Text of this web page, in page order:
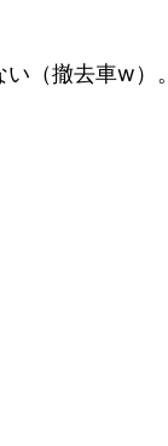
（撤去車w）。